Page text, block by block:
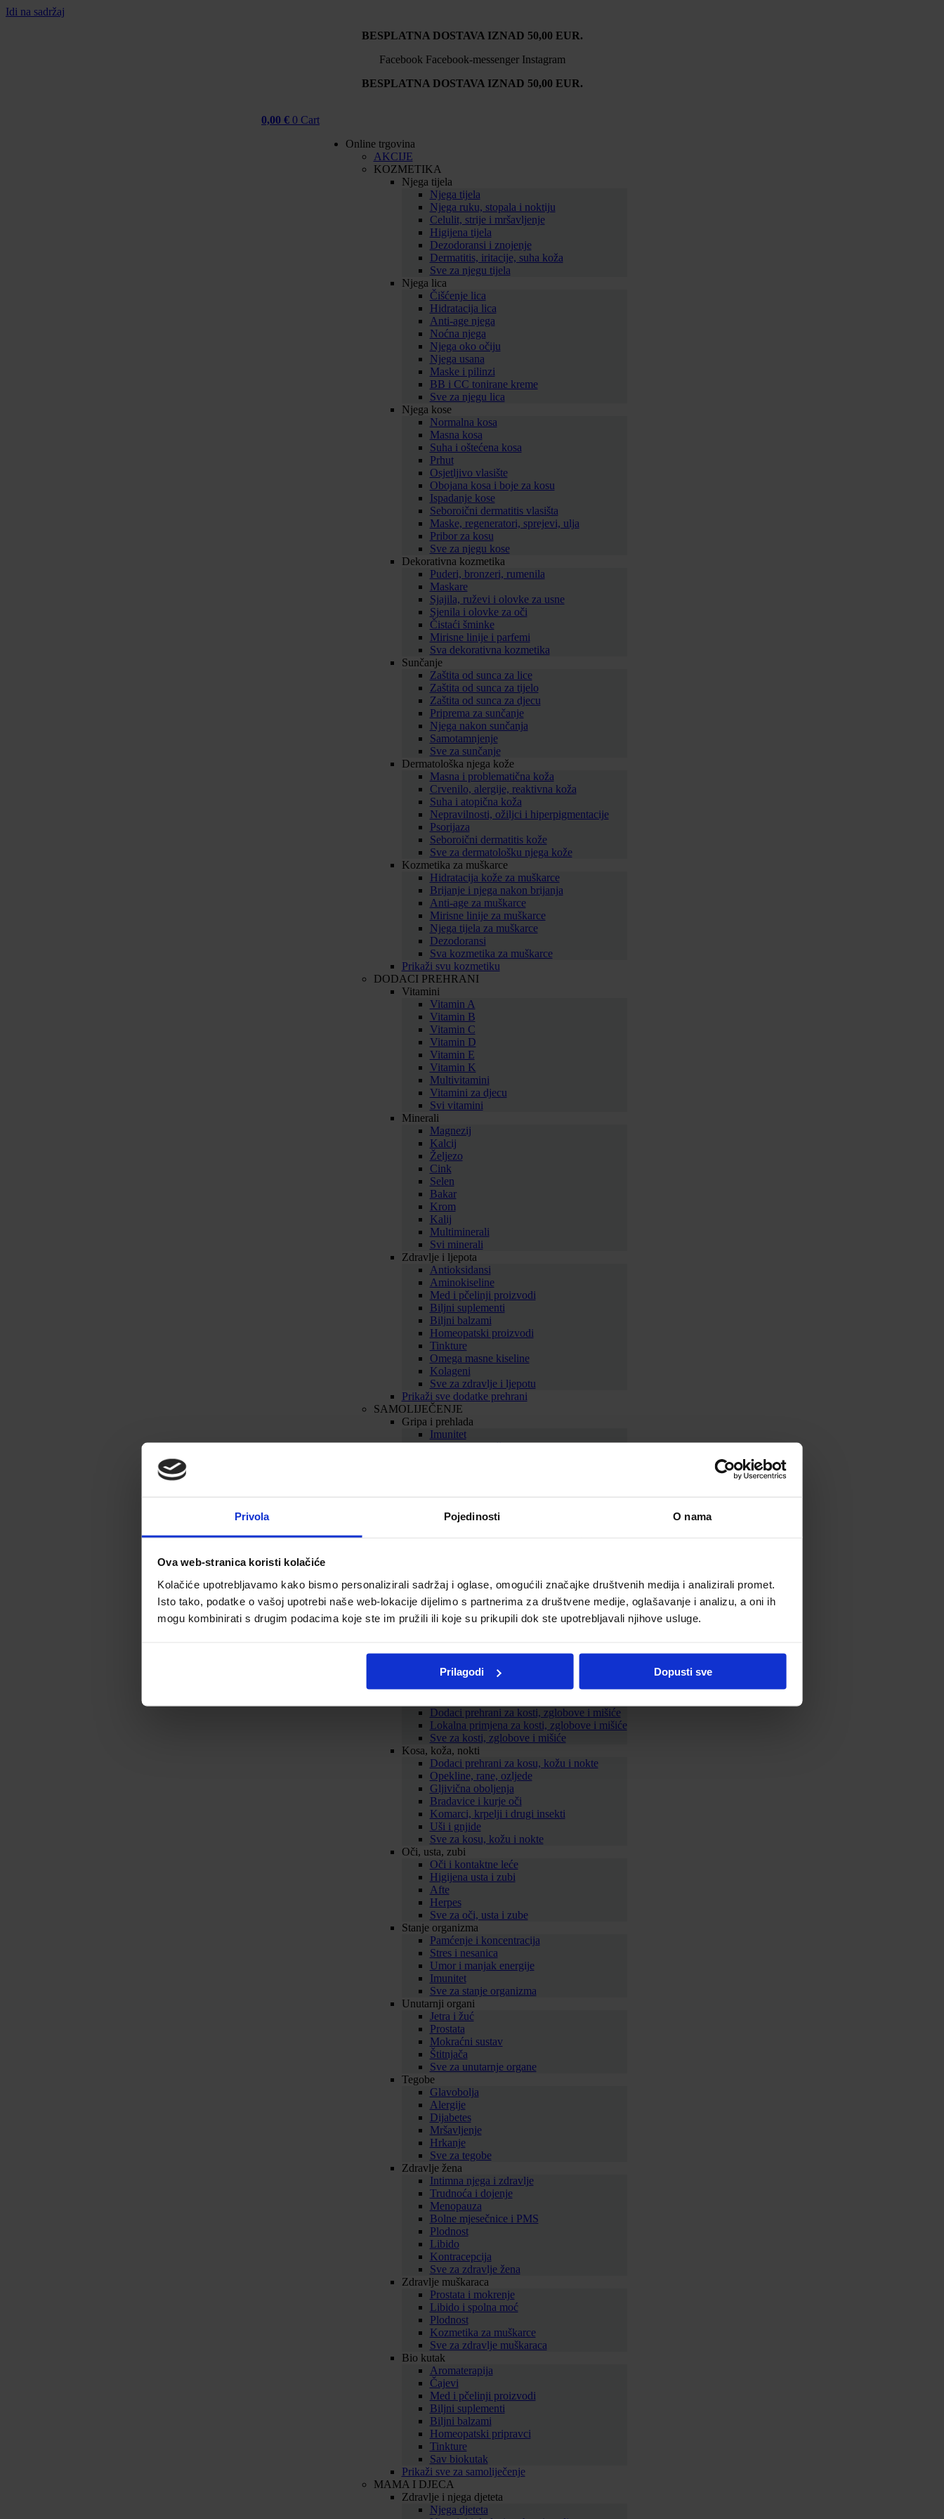
Privola Pojedinosti O nama
Ova web-stranica koristi kolačiće
Kolačiće upotrebljavamo kako bismo personalizirali sadržaj i oglase, omogućili značajke društvenih medija i analizirali promet.
Isto tako, podatke o vašoj upotrebi naše web-lokacije dijelimo s partnerima za društvene medije, oglašavanje i analizu, a oni ih
mogu kombinirati s drugim podacima koje ste im pružili ili koje su prikupili dok ste upotrebljavali njihove usluge.
Prilagodi Dopusti sve
Idi na sadržaj
BESPLATNA DOSTAVA IZNAD 50,00 EUR.
Facebook Facebook-messenger Instagram
BESPLATNA DOSTAVA IZNAD 50,00 EUR.
0,00 € 0 Cart
Online trgovina
AKCIJE
KOZMETIKA
Njega tijela
Njega tijela
Njega ruku, stopala i noktiju
Celulit, strije i mršavljenje
Higijena tijela
Dezodoransi i znojenje
Dermatitis, iritacije, suha koža
Sve za njegu tijela
Njega lica
Čišćenje lica
Hidratacija lica
Anti-age njega
Noćna njega
Njega oko očiju
Njega usana
Maske i pilinzi
BB i CC tonirane kreme
Sve za njegu lica
Njega kose
Normalna kosa
Masna kosa
Suha i oštećena kosa
Prhut
Osjetljivo vlasište
Obojana kosa i boje za kosu
Ispadanje kose
Seboroični dermatitis vlasišta
Maske, regeneratori, sprejevi, ulja
Pribor za kosu
Sve za njegu kose
Dekorativna kozmetika
Puderi, bronzeri, rumenila
Maskare
Sjajila, ruževi i olovke za usne
Sjenila i olovke za oči
Čistaći šminke
Mirisne linije i parfemi
Sva dekorativna kozmetika
Sunčanje
Zaštita od sunca za lice
Zaštita od sunca za tijelo
Zaštita od sunca za djecu
Priprema za sunčanje
Njega nakon sunčanja
Samotamnjenje
Sve za sunčanje
Dermatološka njega kože
Masna i problematična koža
Crvenilo, alergije, reaktivna koža
Suha i atopična koža
Nepravilnosti, ožiljci i hiperpigmentacije
Psorijaza
Seboroični dermatitis kože
Sve za dermatološku njega kože
Kozmetika za muškarce
Hidratacija kože za muškarce
Brijanje i njega nakon brijanja
Anti-age za muškarce
Mirisne linije za muškarce
Njega tijela za muškarce
Dezodoransi
Sva kozmetika za muškarce
Prikaži svu kozmetiku
DODACI PREHRANI
Vitamini
Vitamin A
Vitamin B
Vitamin C
Vitamin D
Vitamin E
Vitamin K
Multivitamini
Vitamini za djecu
Svi vitamini
Minerali
Magnezij
Kalcij
Željezo
Cink
Selen
Bakar
Krom
Kalij
Multiminerali
Svi minerali
Zdravlje i ljepota
Antioksidansi
Aminokiseline
Med i pčelinji proizvodi
Biljni suplementi
Biljni balzami
Homeopatski proizvodi
Tinkture
Omega masne kiseline
Kolageni
Sve za zdravlje i ljepotu
Prikaži sve dodatke prehrani
SAMOLIJEČENJE
Gripa i prehlada
Imunitet
Bolno grlo i kašalj
Srce
Cirkulacija
Probava
Želučane tegobe
Zatvor
Proljev
ORS
Sve za probavu
Dodaci prehrani za kosti, zglobove i mišiće
Lokalna primjena za kosti, zglobove i mišiće
Sve za kosti, zglobove i mišiće
Kosa, koža, nokti
Dodaci prehrani za kosu, kožu i nokte
Opekline, rane, ozljede
Gljivična oboljenja
Bradavice i kurje oči
Komarci, krpelji i drugi insekti
Uši i gnjide
Sve za kosu, kožu i nokte
Oči, usta, zubi
Oči i kontaktne leće
Higijena usta i zubi
Afte
Herpes
Sve za oči, usta i zube
Stanje organizma
Pamćenje i koncentracija
Stres i nesanica
Umor i manjak energije
Imunitet
Sve za stanje organizma
Unutarnji organi
Jetra i žuć
Prostata
Mokraćni sustav
Štitnjača
Sve za unutarnje organe
Tegobe
Glavobolja
Alergije
Dijabetes
Mršavljenje
Hrkanje
Sve za tegobe
Zdravlje žena
Intimna njega i zdravlje
Trudnoća i dojenje
Menopauza
Bolne mjesečnice i PMS
Plodnost
Libido
Kontracepcija
Sve za zdravlje žena
Zdravlje muškaraca
Prostata i mokrenje
Libido i spolna moć
Plodnost
Kozmetika za muškarce
Sve za zdravlje muškaraca
Bio kutak
Aromaterapija
Čajevi
Med i pčelinji proizvodi
Biljni suplementi
Biljni balzami
Homeopatski pripravci
Tinkture
Sav biokutak
Prikaži sve za samoliječenje
MAMA I DJECA
Zdravlje i njega djeteta
Njega djeteta